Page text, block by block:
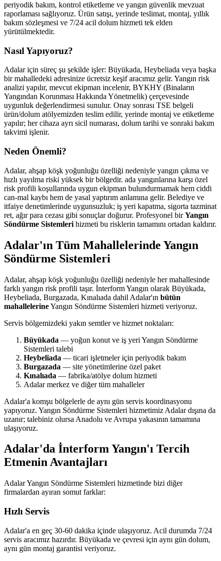
periyodik bakım, kontrol etiketleme ve yangın güvenlik mevzuat
raporlaması sağlıyoruz. Ürün satışı, yerinde teslimat, montaj, yıllık
bakım sözleşmesi ve 7/24 acil dolum hizmeti tek elden
yürütülmektedir.
Nasıl Yapıyoruz?
Adalar için süreç şu şekilde işler: Büyükada, Heybeliada veya başka
bir mahalledeki adresinize ücretsiz keşif aracımız gelir. Yangın risk
analizi yapılır, mevcut ekipman incelenir, BYKHY (Binaların
Yangından Korunması Hakkında Yönetmelik) çerçevesinde
uygunluk değerlendirmesi sunulur. Onay sonrası TSE belgeli
ürün/dolum atölyemizden teslim edilir, yerinde montaj ve etiketleme
yapılır; her cihaza ayrı sicil numarası, dolum tarihi ve sonraki bakım
takvimi işlenir.
Neden Önemli?
Adalar, ahşap köşk yoğunluğu özelliği nedeniyle yangın çıkma ve
hızlı yayılma riski yüksek bir bölgedir. ada yangınlarına karşı özel
risk profili koşullarında uygun ekipman bulundurmamak hem ciddi
can-mal kaybı hem de yasal yaptırım anlamına gelir. Belediye ve
itfaiye denetimlerinde uygunsuzluk; iş yeri kapatma, sigorta tazminat
ret, ağır para cezası gibi sonuçlar doğurur. Profesyonel birYangın
Söndürme Sistemleri hizmeti bu risklerin tamamını ortadan kaldırır.
Adalar'ın Tüm Mahallelerinde Yangın
Söndürme Sistemleri
Adalar, ahşap köşk yoğunluğu özelliği nedeniyle her mahallesinde
farklı yangın risk profili taşır. İnterform Yangın olarak Büyükada,
Heybeliada, Burgazada, Kınalıada dahil Adalar'ın bütün
mahallelerineYangın Söndürme Sistemleri hizmeti veriyoruz.
Servis bölgemizdeki yakın semtler ve hizmet noktaları:
Büyükada — yoğun konut ve iş yeri Yangın Söndürme
Sistemleri talebi
Heybeliada — ticari işletmeler için periyodik bakım
Burgazada — site yönetimlerine özel paket
Kınalıada — fabrika/atölye dolum hizmeti
Adalar merkez ve diğer tüm mahalleler
Adalar'a komşu bölgelerle de aynı gün servis koordinasyonu
yapıyoruz. Yangın Söndürme Sistemleri hizmetimiz Adalar dışına da
uzanır; talebiniz olursa Anadolu ve Avrupa yakasının tamamına
ulaşıyoruz.
Adalar'da İnterform Yangın'ı Tercih
Etmenin Avantajları
Adalar Yangın Söndürme Sistemleri hizmetinde bizi diğer
firmalardan ayıran somut farklar:
Hızlı Servis
Adalar'a en geç 30-60 dakika içinde ulaşıyoruz. Acil durumda 7/24
servis aracımız hazırdır. Büyükada ve çevresi için aynı gün dolum,
aynı gün montaj garantisi veriyoruz.